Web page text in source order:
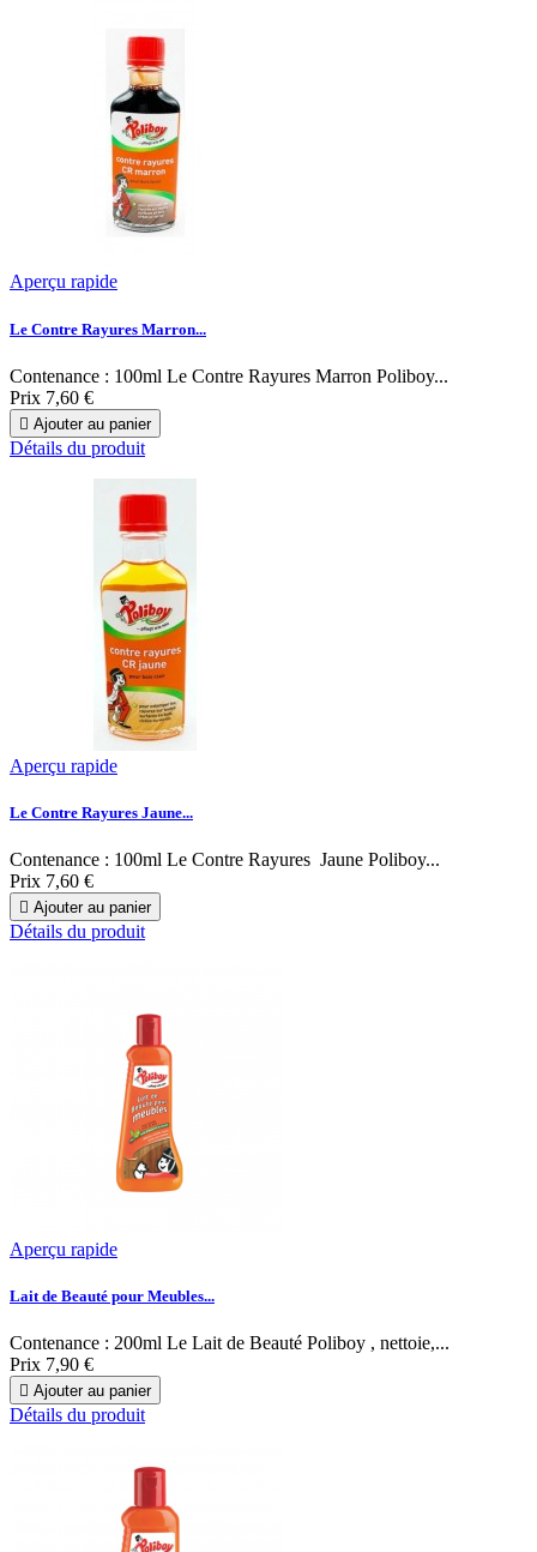
Aperçu rapide
Le Contre Rayures Marron...
Contenance : 100ml Le Contre Rayures Marron Poliboy...
Prix 7,60 €
 Ajouter au panier
Détails du produit
Aperçu rapide
Le Contre Rayures Jaune...
Contenance : 100ml Le Contre Rayures Jaune Poliboy...
Prix 7,60 €
 Ajouter au panier
Détails du produit
Aperçu rapide
Lait de Beauté pour Meubles...
Contenance : 200ml Le Lait de Beauté Poliboy , nettoie,...
Prix 7,90 €
 Ajouter au panier
Détails du produit